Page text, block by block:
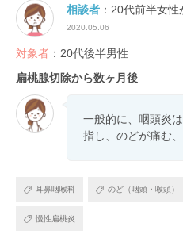
相談者 ：20代前半女
2020.05.06
対象者 ：20代後半男性
扁桃腺切除から数ヶ月後
一般的に、咽頭炎
指し、のどが痛む
耳鼻咽喉科 のど（咽頭・喉頭）
慢性扁桃炎